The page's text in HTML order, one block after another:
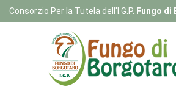
Consorzio Per la Tutela dell'I.G.P. Fungo di